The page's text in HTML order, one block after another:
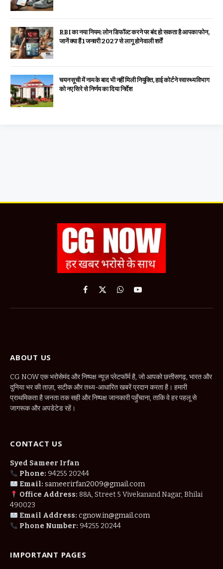
RBI का नया नियम: लोन डिफॉल्ट करने पर बंद हो सकता है आपका फोन,
जानें क्या हैं 1 जनवरी 2027 से लागू होने वाली शर्तें
चयन सूची में नाम के बाद भी नहीं मिली नियुक्ति, हाई कोर्ट ने स्वास्थ्य विभाग
को नए सिरे से निर्णय का दिया निर्देश
Facebook
X
WhatsApp
YouTube
ABOUT US
CG NOW एक भरोसेमंद और निष्पक्ष न्यूज़ प्लेटफॉर्म है, जो आपको छत्तीसगढ़, भारत और
दुनिया भर की ताज़ा, सटीक और तथ्य-आधारित खबरें प्रदान करता है। हमारी
प्राथमिकता है जनता तक सही और निष्पक्ष जानकारी पहुँचाना, ताकि वे हर पहलू से
जागरूक और अपडेटेड रहें।
CONTACT US
Syed Sameer Irfan
Phone: 94255 20244
Email: sameerirfan2009@gmail.com
Office Address: 88A, Street 5 Vivekanand Nagar, Bhilai
490023
Email Address: cgnow.in@gmail.com
Phone Number: 94255 20244
IMPORTANT PAGES